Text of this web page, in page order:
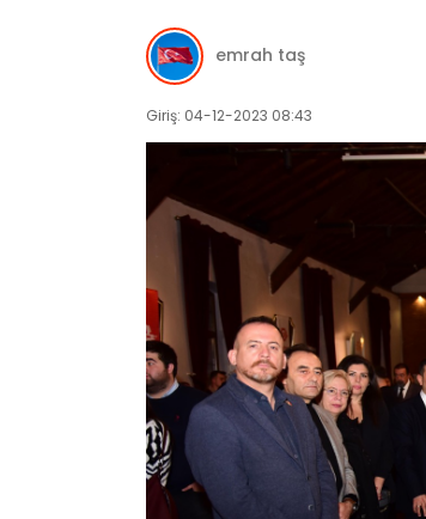
emrah taş
Giriş: 04-12-2023 08:43